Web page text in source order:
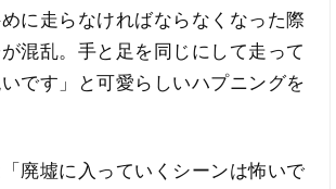
に走らなければならなくなった際
混乱。手と足を同じにして走って
です」と可愛らしいハプニングを
廃墟に入っていくシーンは怖いで